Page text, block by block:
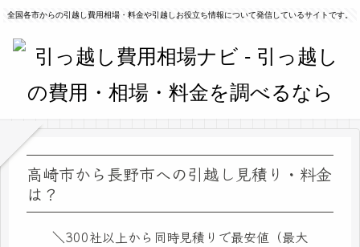
全国各市からの引越し費用相場・料金や引越しお役立ち情報について発信しているサイトです。
高崎市から長野市への引越し見積り・料金
は？
＼300社以上から同時見積りで最安値（最大